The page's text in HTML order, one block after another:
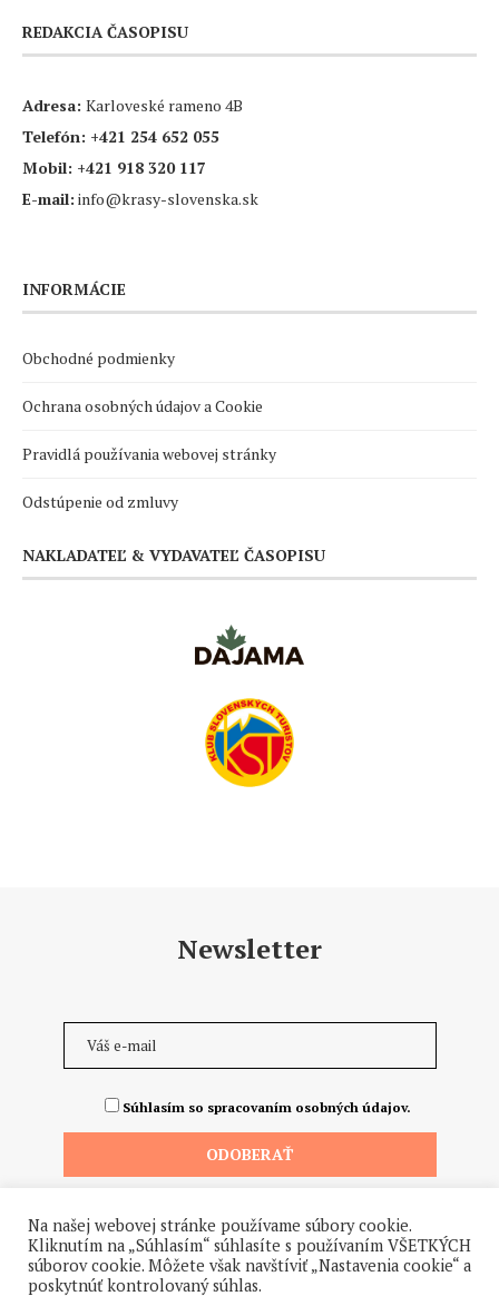
REDAKCIA ČASOPISU
Adresa: Karloveské rameno 4B
Telefón: +421 254 652 055
Mobil: +421 918 320 117
E-mail: info@krasy-slovenska.sk
INFORMÁCIE
Obchodné podmienky
Ochrana osobných údajov a Cookie
Pravidlá používania webovej stránky
Odstúpenie od zmluvy
NAKLADATEĽ & VYDAVATEĽ ČASOPISU
Newsletter
Súhlasím so spracovaním osobných údajov.
Na našej webovej stránke používame súbory cookie.
Kliknutím na „Súhlasím“ súhlasíte s používaním VŠETKÝCH
súborov cookie. Môžete však navštíviť „Nastavenia cookie“ a
poskytnúť kontrolovaný súhlas.